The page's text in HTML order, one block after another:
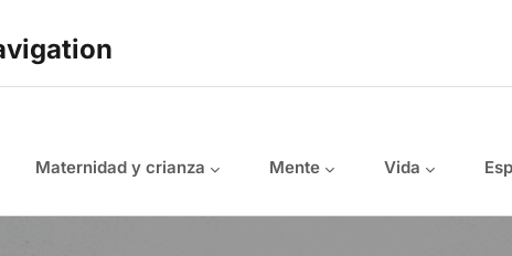
Maternidad y crianza Mente Vida